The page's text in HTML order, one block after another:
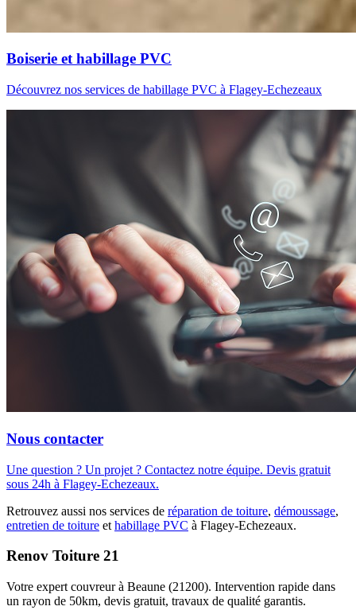
Boiserie et habillage PVC
Découvrez nos services de habillage PVC à Flagey-Echezeaux
Nous contacter
Une question ? Un projet ? Contactez notre équipe. Devis gratuit
sous 24h à Flagey-Echezeaux.
Retrouvez aussi nos services de réparation de toiture, démoussage,
entretien de toiture et habillage PVC à Flagey-Echezeaux.
Renov Toiture 21
Votre expert couvreur à Beaune (21200). Intervention rapide dans
un rayon de 50km, devis gratuit, travaux de qualité garantis.